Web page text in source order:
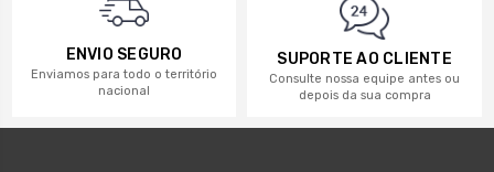
ENVIO SEGURO
Enviamos para todo o território
nacional
SUPORTE AO CLIENTE
Consulte nossa equipe antes ou
depois da sua compra